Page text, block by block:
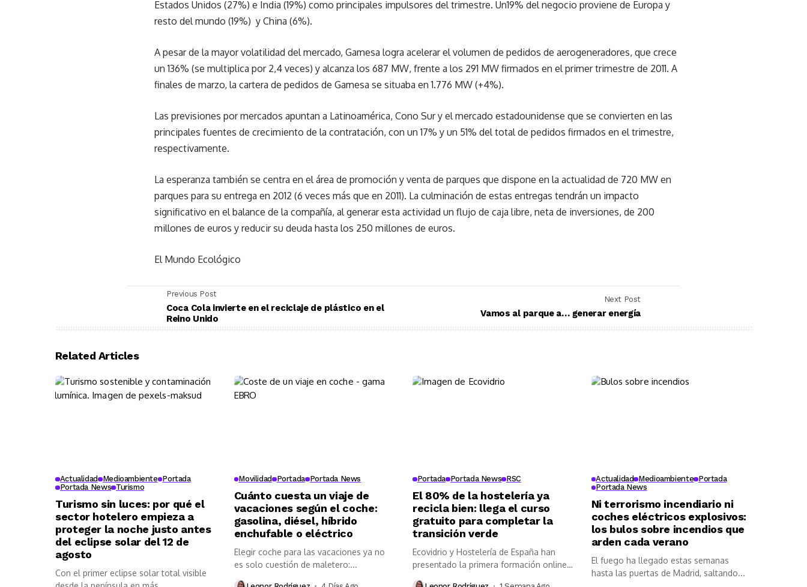
Estados Unidos (27%) e India (19%) como principales impulsores del trimestre. Un19% del negocio proviene de Europa y
resto del mundo (19%) y China (6%).
A pesar de la mayor volatilidad del mercado, Gamesa logra acelerar el volumen de pedidos de aerogeneradores, que crece
un 136% (se multiplica por 2,4 veces) y alcanza los 687 MW, frente a los 291 MW firmados en el primer trimestre de 2011. A
finales de marzo, la cartera de pedidos de Gamesa se situaba en 1.776 MW (+4%).
Las previsiones por mercados apuntan a Latinoamérica, Cono Sur y el mercado estadounidense que se convierten en las
principales fuentes de crecimiento de la contratación, con un 17% y un 51% del total de pedidos firmados en el trimestre,
respectivamente.
La esperanza también se centra en el área de promoción y venta de parques que dispone en la actualidad de 720 MW en
parques para su entrega en 2012 (6 veces más que en 2011). La culminación de estas entregas tendrán un impacto
significativo en el balance de la compañía, al generar esta actividad un flujo de caja libre, neta de inversiones, de 200
millones de euros y reducir su deuda hasta los 250 millones de euros.
El Mundo Ecológico
Previous Post
Coca Cola invierte en el reciclaje de plástico en el
Reino Unido
Next Post
Vamos al parque a… generar energía
Related Articles
Actualidad Medioambiente Portada
Portada News Turismo
Turismo sin luces: por qué el
sector hotelero empieza a
proteger la noche justo antes
del eclipse solar del 12 de
agosto
Con el primer eclipse solar total visible
Movilidad Portada Portada News
Cuánto cuesta un viaje de
vacaciones según el coche:
gasolina, diésel, híbrido
enchufable o eléctrico
Elegir coche para las vacaciones ya no
es solo cuestión de maletero:...
Portada Portada News RSC
El 80% de la hostelería ya
recicla bien: llega el curso
gratuito para completar la
transición verde
Ecovidrio y Hostelería de España han
presentado la primera formación online,
gratuita...
Actualidad Medioambiente Portada
Portada News
Ni terrorismo incendiario ni
coches eléctricos explosivos:
los bulos sobre incendios que
arden cada verano
El fuego ha llegado estas semanas
hasta las puertas de Madrid, saltando...